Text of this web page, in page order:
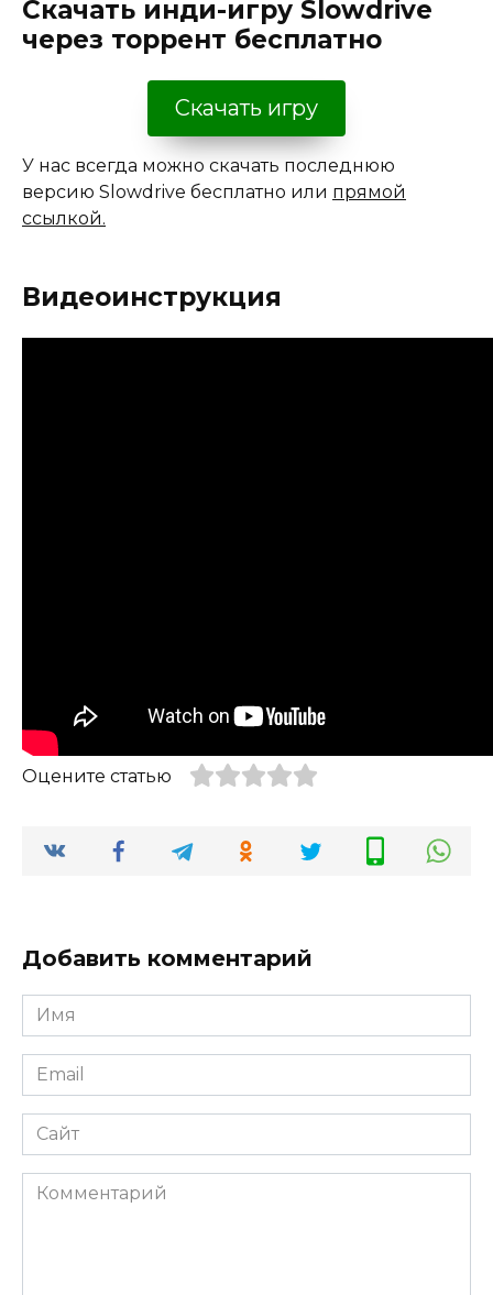
Скачать инди-игру Slowdrive
через торрент бесплатно
Скачать игру
У нас всегда можно скачать последнюю
версию Slowdrive бесплатно или прямой
ссылкой.
Видеоинструкция
Оцените статью
Добавить комментарий
Имя
*
Email
*
Сайт
Комментарий